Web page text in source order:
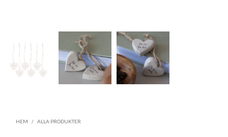
HEM / ALLA PRODUKTER